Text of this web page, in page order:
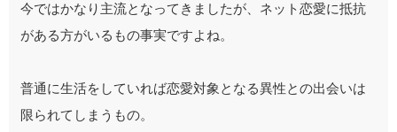
今ではかなり主流となってきましたが、ネット恋愛に抵抗
がある方がいるもの事実ですよね。
普通に生活をしていれば恋愛対象となる異性との出会いは
限られてしまうもの。